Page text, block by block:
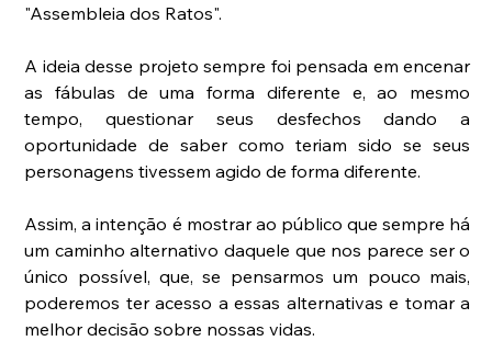
"Assembleia dos Ratos".
A ideia desse projeto sempre foi pensada em encenar
as fábulas de uma forma diferente e, ao mesmo
tempo, questionar seus desfechos dando a
oportunidade de saber como teriam sido se seus
personagens tivessem agido de forma diferente.
Assim, a intenção é mostrar ao público que sempre há
um caminho alternativo daquele que nos parece ser o
único possível, que, se pensarmos um pouco mais,
poderemos ter acesso a essas alternativas e tomar a
melhor decisão sobre nossas vidas.